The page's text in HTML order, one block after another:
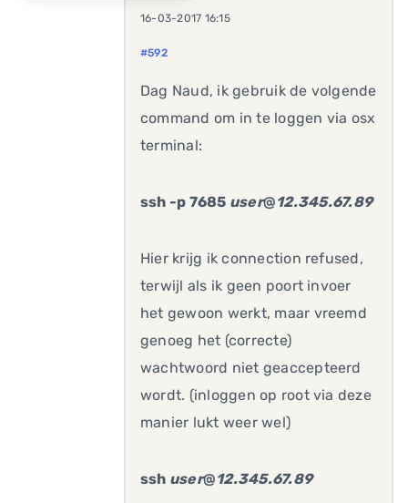
16-03-2017 16:15
#592
Dag Naud, ik gebruik de volgende
command om in te loggen via osx
terminal:
ssh -p 7685 user@12.345.67.89
Hier krijg ik connection refused,
terwijl als ik geen poort invoer
het gewoon werkt, maar vreemd
genoeg het (correcte)
wachtwoord niet geaccepteerd
wordt. (inloggen op root via deze
manier lukt weer wel)
ssh user@12.345.67.89